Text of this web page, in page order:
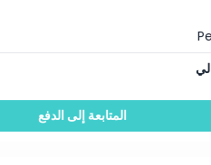
المتابعة إلى الدفع